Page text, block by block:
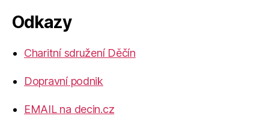
Odkazy
Charitní sdružení Děčín
Dopravní podnik
EMAIL na decin.cz